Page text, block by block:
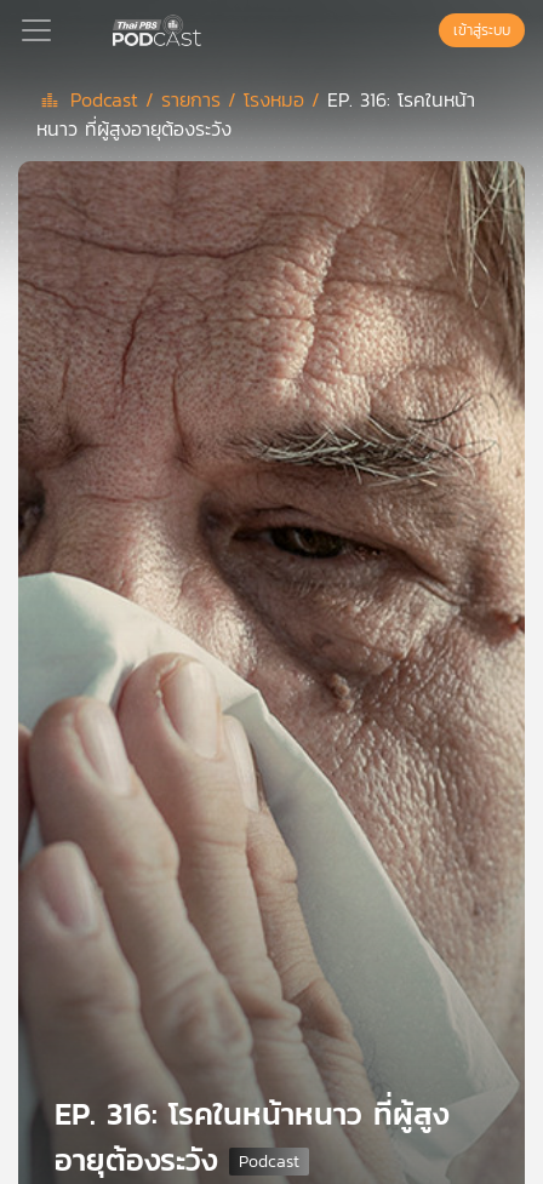
Podcast
เพล
ย์
ลิ
สต์
แนะนำ
เพล
ย์
สต์
ของ
คุณ
บทความ
ข่าว
และ
เครือ
เข้าสู่ระบบ
Podcast / รายการ /โรงหมอ / EP. 316: โรคในหน้า
หนาว ที่ผู้สูงอายุต้องระวัง
EP. 316: โรคในหน้าหนาว ที่ผู้สูง
อายุต้องระวัง